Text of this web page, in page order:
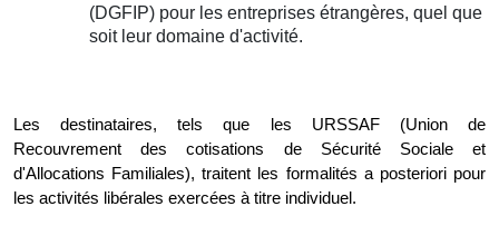
(DGFIP) pour les entreprises étrangères, quel que
soit leur domaine d'activité.
Les destinataires, tels que les URSSAF (Union de
Recouvrement des cotisations de Sécurité Sociale et
d'Allocations Familiales), traitent les formalités a posteriori pour
les activités libérales exercées à titre individuel.